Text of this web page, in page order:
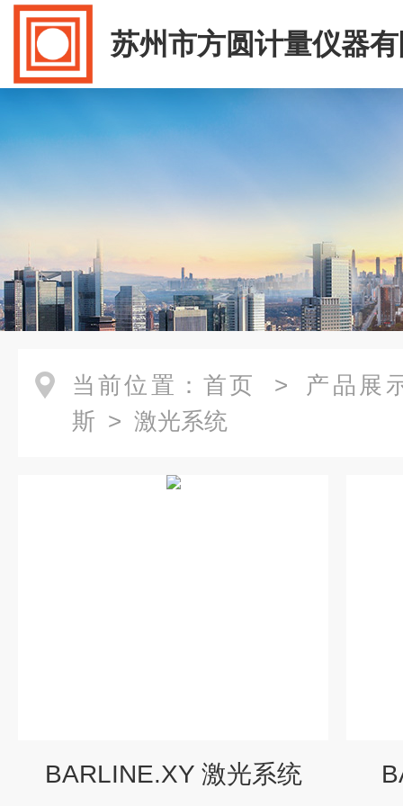
苏州市方圆计量仪器
当前位置： 首页 > 产品展
斯 > 激光系统
BARLINE.XY 激光系统